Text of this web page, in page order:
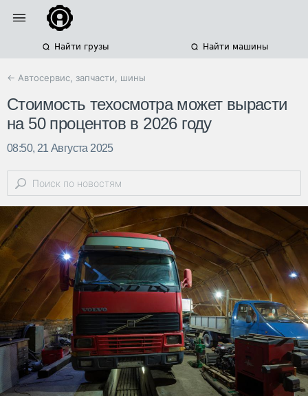
Найти грузы Найти машины
← Автосервис, запчасти, шины
Стоимость техосмотра может вырасти
на 50 процентов в 2026 году
08:50, 21 Августа 2025